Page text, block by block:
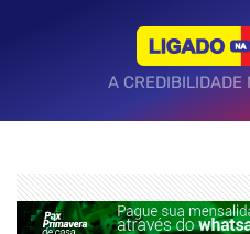
A CREDIBILIDADE